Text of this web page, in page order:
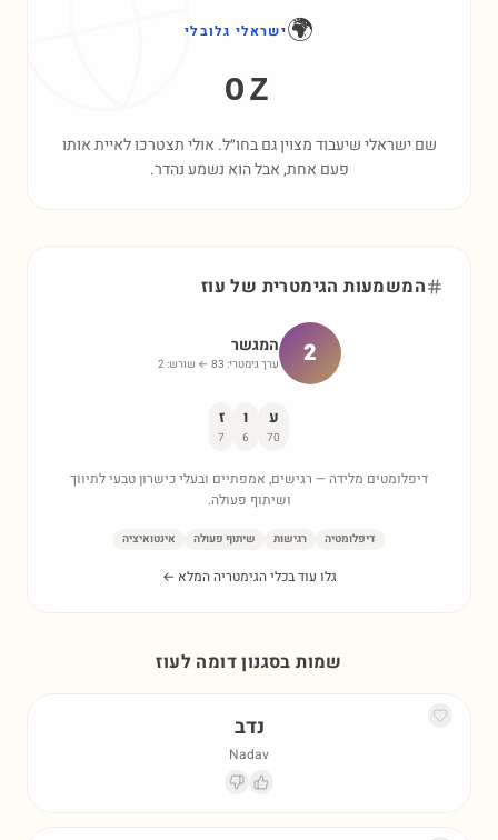
🌍ישראלי גלובלי
OZ
שם ישראלי שיעבוד מצוין גם בחו״ל. אולי תצטרכו לאיית אותו
פעם אחת, אבל הוא נשמע נהדר.
המשמעות הגימטרית של עוז
2 המגשר
ערך גימטרי: 83 ← שורש:2
ע
70
ו
6
ז
7
דיפלומטים מלידה — רגישים, אמפתיים ובעלי כישרון טבעי לתיווך
ושיתוף פעולה.
דיפלומטיה רגישות שיתוף פעולה אינטואיציה
גלו עוד בכלי הגימטריה המלא ←
שמות בסגנון דומה לעוז
נדב
Nadav